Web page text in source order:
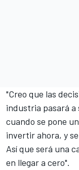
"Creo que las
industria pasará a
cuando se pone
invertir ahora, y
Así que será una
en llegar a cero".